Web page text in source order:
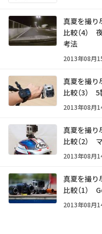
真夏を撮
比較（4）
考法
2013年08月
真夏を撮
比較（3）
2013年08月
真夏を撮
比較（2）
2013年08月
真夏を撮
比較（1）
2013年08月